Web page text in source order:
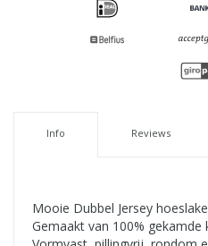
Info Reviews
Mooie Dubbel Jersey
Gemaakt van 100% gekamde